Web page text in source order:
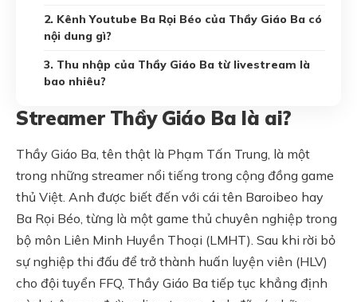
2. Kênh Youtube Ba Rọi Béo của Thầy Giáo Ba có
nội dung gì?
3. Thu nhập của Thầy Giáo Ba từ livestream là
bao nhiêu?
Streamer Thầy Giáo Ba là ai?
Thầy Giáo Ba, tên thật là Phạm Tấn Trung, là một
trong những streamer nổi tiếng trong cộng đồng game
thủ Việt. Anh được biết đến với cái tên Baroibeo hay
Ba Rọi Béo, từng là một game thủ chuyên nghiệp trong
bộ môn Liên Minh Huyền Thoại (LMHT). Sau khi rời bỏ
sự nghiệp thi đấu để trở thành huấn luyện viên (HLV)
cho đội tuyển FFQ, Thầy Giáo Ba tiếp tục khẳng định